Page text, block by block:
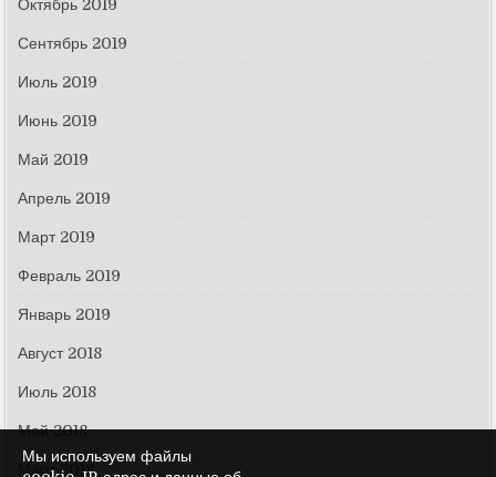
Октябрь 2019
Сентябрь 2019
Июль 2019
Июнь 2019
Май 2019
Апрель 2019
Март 2019
Февраль 2019
Январь 2019
Август 2018
Июль 2018
Май 2018
Март 2018
Мы используем файлы